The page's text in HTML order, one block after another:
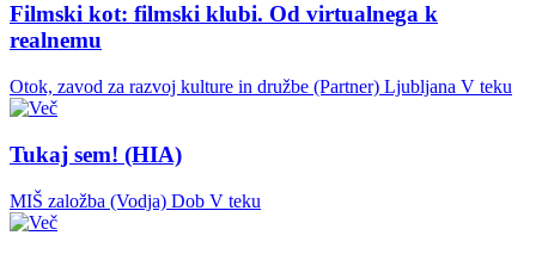
Filmski kot: filmski klubi. Od virtualnega k
realnemu
Otok, zavod za razvoj kulture in družbe (Partner) Ljubljana V teku
Tukaj sem! (HIA)
MIŠ založba (Vodja) Dob V teku